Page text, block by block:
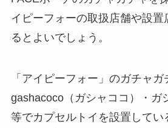
イピーフォーの取扱店舗や設置
るとよいでしょう。
「アイピーフォー」のガチャガ
gashacoco（ガシャココ）・ガ
等でカプセルトイを設置してい